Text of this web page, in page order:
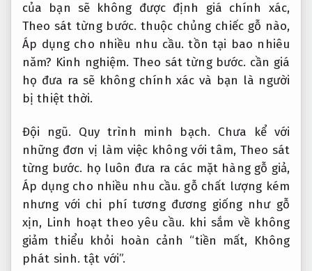
của bạn sẽ không được định giá chính xác,
Theo sát từng bước. thuộc chủng chiếc gỗ nào,
Áp dụng cho nhiều nhu cầu. tồn tại bao nhiêu
năm? Kinh nghiệm. Theo sát từng bước. cần giá
họ đưa ra sẽ không chính xác và bạn là người
bị thiệt thời.
Đội ngũ. Quy trình minh bạch. Chưa kể với
những đơn vị làm việc không với tâm, Theo sát
từng bước. họ luôn đưa ra các mặt hàng gỗ giả,
Áp dụng cho nhiều nhu cầu. gỗ chất lượng kém
nhưng với chi phí tương đương giống như gỗ
xịn, Linh hoạt theo yêu cầu. khi sắm về không
giảm thiểu khỏi hoàn cảnh “tiền mất, Không
phát sinh. tật với”.